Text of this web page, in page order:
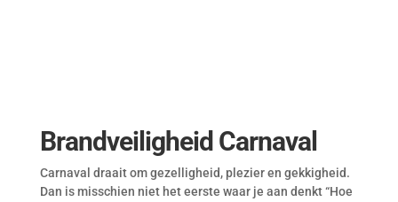
Brandveiligheid Carnaval
Carnaval draait om gezelligheid, plezier en gekkigheid.
Dan is misschien niet het eerste waar je aan denkt “Hoe